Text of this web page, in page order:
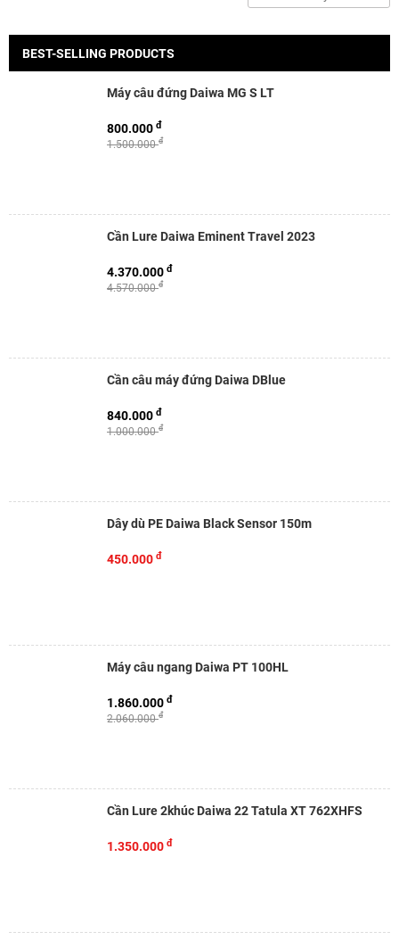
BEST-SELLING PRODUCTS
Máy câu đứng Daiwa MG S LT
1.500.000đ
800.000 đ
Cần Lure Daiwa Eminent Travel 2023
4.570.000đ
4.370.000 đ
Cần câu máy đứng Daiwa DBlue
1.000.000đ
840.000 đ
Dây dù PE Daiwa Black Sensor 150m
450.000 đ
Máy câu ngang Daiwa PT 100HL
2.060.000đ
1.860.000 đ
Cần Lure 2khúc Daiwa 22 Tatula XT 762XHFS
1.350.000 đ